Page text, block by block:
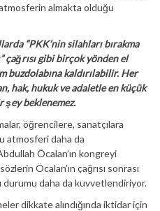
almakta olduğu
“PKK’nin silahları bırakma
çağrısı gibi birçok yönden el
buzdolabına kaldırılabilir. Her
hak, hukuk ve adaletle en küçük
şey beklenemez.
öğrencilere, sanatçılara
atmosferi daha da
Öcalan’ın kongreyi
Öcalan’ın çağrısı sonrası
durumu daha da kuvvetlendiriyor.
dikkate alındığında iktidar için